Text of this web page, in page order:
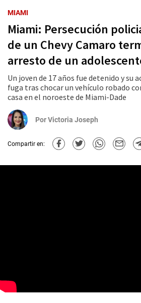
MIAMI
Miami: Persecución
de un Chevy Camaro
arresto de un
Un joven de 17 años fue detenido y su
fuga tras chocar un vehículo robado
casa en el noroeste de Miami-Dade
PorVictoria Joseph
Compartir en: